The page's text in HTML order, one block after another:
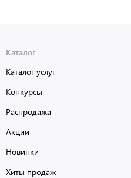
Каталог
Каталог услуг
Конкурсы
Распродажа
Акции
Новинки
Хиты продаж